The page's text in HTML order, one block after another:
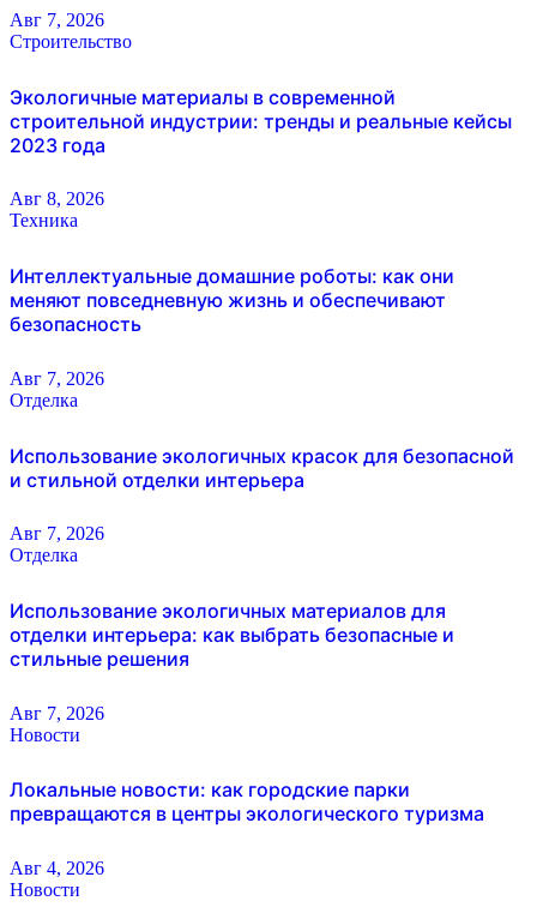
Авг 7, 2026
Строительство
Экологичные материалы в современной
строительной индустрии: тренды и реальные кейсы
2023 года
Авг 8, 2026
Техника
Интеллектуальные домашние роботы: как они
меняют повседневную жизнь и обеспечивают
безопасность
Авг 7, 2026
Отделка
Использование экологичных красок для безопасной
и стильной отделки интерьера
Авг 7, 2026
Отделка
Использование экологичных материалов для
отделки интерьера: как выбрать безопасные и
стильные решения
Авг 7, 2026
Новости
Локальные новости: как городские парки
превращаются в центры экологического туризма
Авг 4, 2026
Новости